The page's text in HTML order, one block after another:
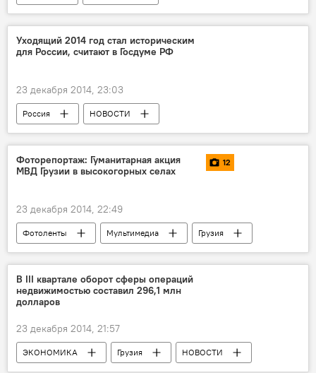
Уходящий 2014 год стал историческим
для России, считают в Госдуме РФ
23 декабря 2014, 23:03
Россия НОВОСТИ
Фоторепортаж: Гуманитарная акция
МВД Грузии в высокогорных селах
12
23 декабря 2014, 22:49
Фотоленты Мультимедиа
Грузия
ОБЩЕСТВО
НОВОСТИ
В III квартале оборот сферы операций
недвижимостью составил 296,1 млн
долларов
23 декабря 2014, 21:57
ЭКОНОМИКА Грузия НОВОСТИ